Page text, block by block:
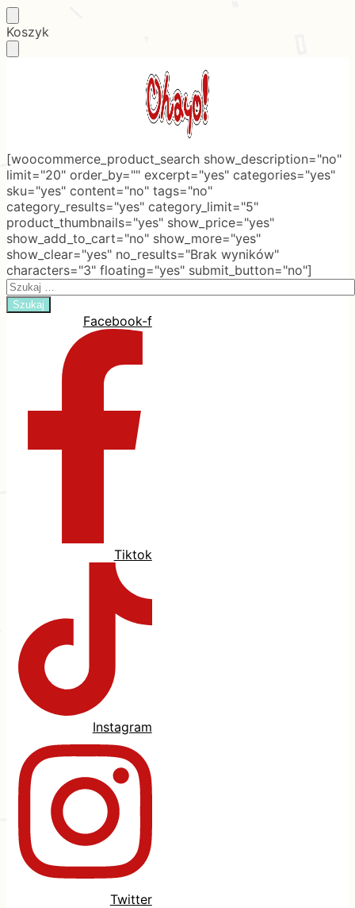
Skip
to
Skip
to
Koszyk
[woocommerce_product_search show_description="no"
limit="20" order_by="" excerpt="yes" categories="yes"
sku="yes" content="no" tags="no"
category_results="yes" category_limit="5"
product_thumbnails="yes" show_price="yes"
show_add_to_cart="no" show_more="yes"
show_clear="yes" no_results="Brak wyników"
characters="3" floating="yes" submit_button="no"]
Search
for:
Facebook-f
Tiktok
Instagram
Twitter